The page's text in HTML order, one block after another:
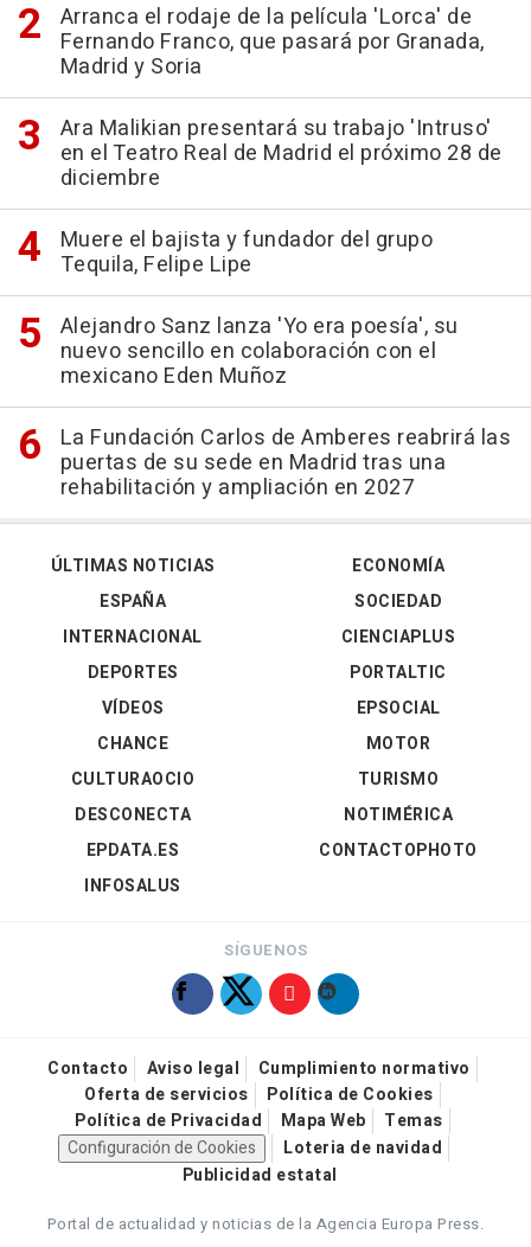
Arranca el rodaje de la película 'Lorca' de
Fernando Franco, que pasará por Granada,
Madrid y Soria
Ara Malikian presentará su trabajo 'Intruso'
en el Teatro Real de Madrid el próximo 28 de
diciembre
Muere el bajista y fundador del grupo
Tequila, Felipe Lipe
Alejandro Sanz lanza 'Yo era poesía', su
nuevo sencillo en colaboración con el
mexicano Eden Muñoz
La Fundación Carlos de Amberes reabrirá las
puertas de su sede en Madrid tras una
rehabilitación y ampliación en 2027
ÚLTIMAS NOTICIAS
ESPAÑA
INTERNACIONAL
DEPORTES
VÍDEOS
ECONOMÍA
SOCIEDAD
CIENCIAPLUS
PORTALTIC
EPSOCIAL
CHANCE
CULTURAOCIO
DESCONECTA
EPDATA.ES
INFOSALUS
MOTOR
TURISMO
NOTIMÉRICA
CONTACTOPHOTO
SÍGUENOS
Contacto Aviso legal
Cumplimiento normativo
Oferta de servicios
Política de Cookies
Política de Privacidad
Mapa Web
Temas
Configuración de Cookies
Loteria de navidad
Publicidad estatal
Portal de actualidad y noticias de la Agencia Europa Press.